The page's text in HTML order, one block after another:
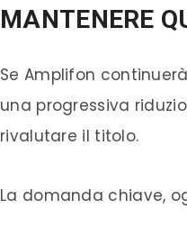
MANTENERE
Se Amplifon
una progressiva
rivalutare il titolo.
La domanda chiave,